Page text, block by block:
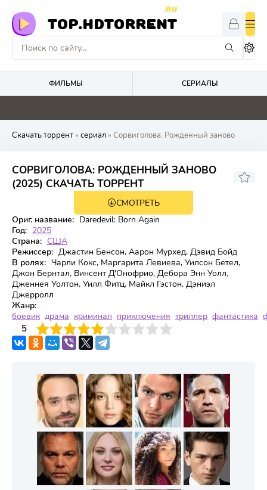
TOP.HDTORRENT
.RU
ФИЛЬМЫ СЕРИАЛЫ
4.1 2.9 0 0
Скачать торрент» сериал» Сорвиголова: Рожденный заново
СОРВИГОЛОВА: РОЖДЕННЫЙ ЗАНОВО
(2025) СКАЧАТЬ ТОРРЕНТ
2 сезон 8 серия
7.342 8
СМОТРЕТЬ
Ориг. название: Daredevil: Born Again
Год: 2025
Страна: США
Режиссер: Джастин Бенсон, Аарон Мурхед, Дэвид Бойд
В ролях: Чарли Кокс, Маргарита Левиева, Уилсон Бетел,
Джон Бернтал, Винсент Д'Онофрио, Дебора Энн Уолл,
Дженнея Уолтон, Уилл Фитц, Майкл Гэстон, Дэниэл
Джерролл
Жанр:
боевик драма криминал приключения триллер фантастика
5
4 6 7 8 9 10